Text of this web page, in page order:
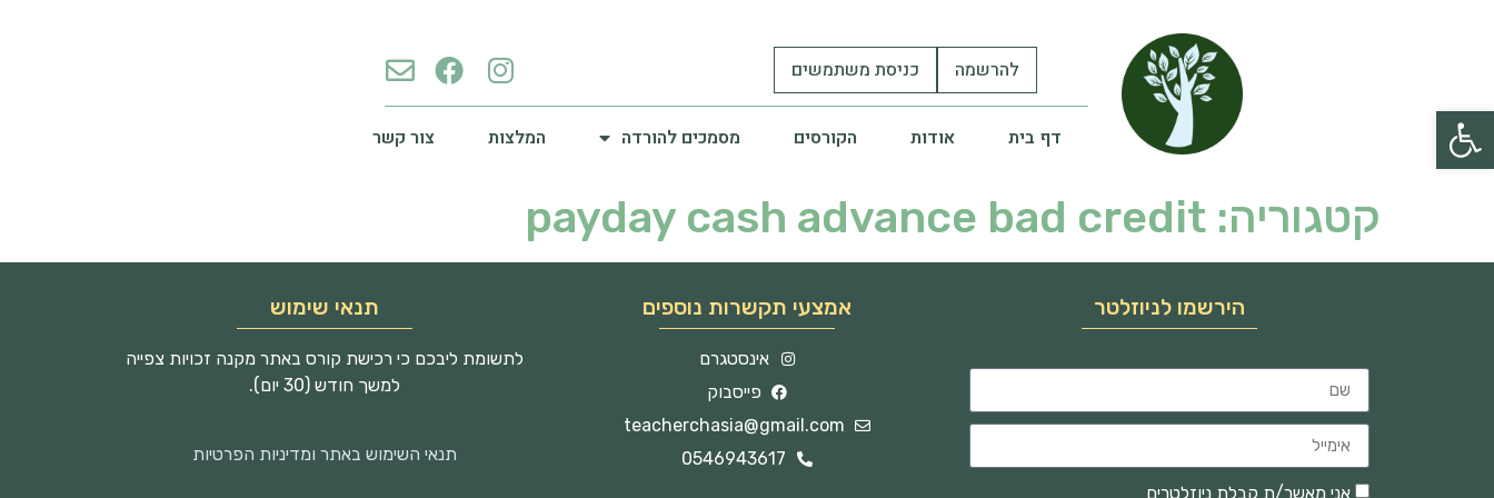
פתח סרגל נגישות
להרשמה כניסת משתמשים
דף בית אודות הקורסים מסמכים להורדה המלצות צור קשר
קטגוריה: payday cash advance bad credit
הירשמו לניוזלטר
אני מאשר/ת קבלת ניוזלטרים
אמצעי תקשרות נוספים
אינסטגרם
פייסבוק
teacherchasia@gmail.com
0546943617
תנאי שימוש
לתשומת ליבכם כי רכישת קורס באתר מקנה זכויות צפייה
למשך חודש (30 יום).
תנאי השימוש באתר ומדיניות הפרטיות